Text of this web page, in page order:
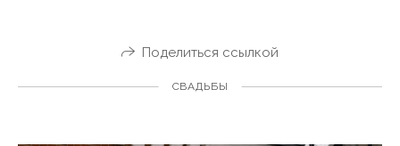
Поделиться ссылкой
СВАДЬБЫ